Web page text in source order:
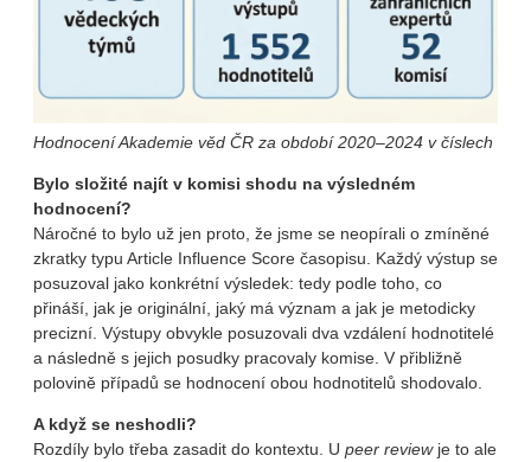
Hodnocení Akademie věd ČR za období 2020–2024 v číslech
Bylo složité najít v komisi shodu na výsledném
hodnocení?
Náročné to bylo už jen proto, že jsme se neopírali o zmíněné
zkratky typu Article Influence Score časopisu. Každý výstup se
posuzoval jako konkrétní výsledek: tedy podle toho, co
přináší, jak je originální, jaký má význam a jak je metodicky
precizní. Výstupy obvykle posuzovali dva vzdálení hodnotitelé
a následně s jejich posudky pracovaly komise. V přibližně
polovině případů se hodnocení obou hodnotitelů shodovalo.
A když se neshodli?
Rozdíly bylo třeba zasadit do kontextu. U peer reviewje to ale